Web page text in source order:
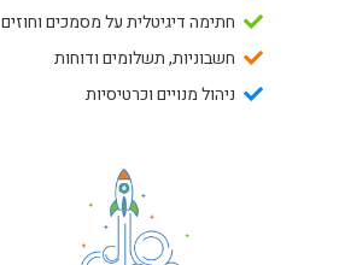
חתימה דיגיטלית על מסמכים וחוזים
חשבוניות, תשלומים ודוחות
ניהול מנויים וכרטיסיות